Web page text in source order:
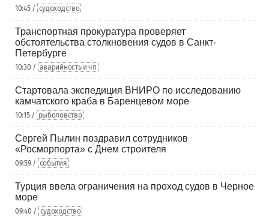
10:45 / судоходство
Транспортная прокуратура проверяет
обстоятельства столкновения судов в Санкт-
Петербурге
10:30 / аварийность и чп
Стартовала экспедиция ВНИРО по исследованию
камчатского краба в Баренцевом море
10:15 / рыболовство
Сергей Пылин поздравил сотрудников
«Росморпорта» с Днем строителя
09:59 / события
Турция ввела ограничения на проход судов в Черное
море
09:40 / судоходство